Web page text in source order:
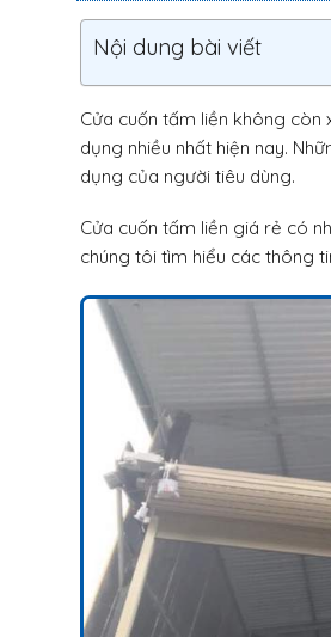
Nội dung bài viết
Cửa cuốn tấm liền không còn
dụng nhiều nhất hiện nay.
dụng của người tiêu dùng.
Cửa cuốn tấm liền giá rẻ có
chúng tôi tìm hiểu các thông